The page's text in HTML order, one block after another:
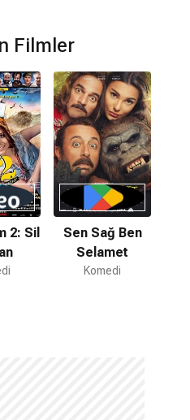
Filmler
2: Sil
Sen Sağ Ben
Selamet
Komedi